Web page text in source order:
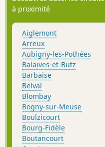
à proximité
Aiglemont
Arreux
Aubigny-les-Pothées
Balaives-et-Butz
Barbaise
Belval
Blombay
Bogny-sur-Meuse
Boulzicourt
Bourg-Fidèle
Boutancourt